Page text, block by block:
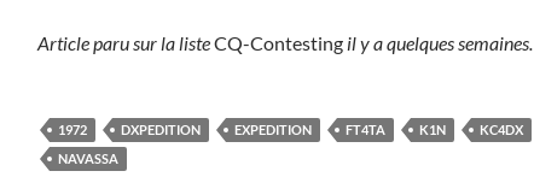
Article paru sur la listeCQ-Contesting il y a quelques semaines.
1972 DXPEDITION EXPEDITION FT4TA K1N
KC4DX
NAVASSA